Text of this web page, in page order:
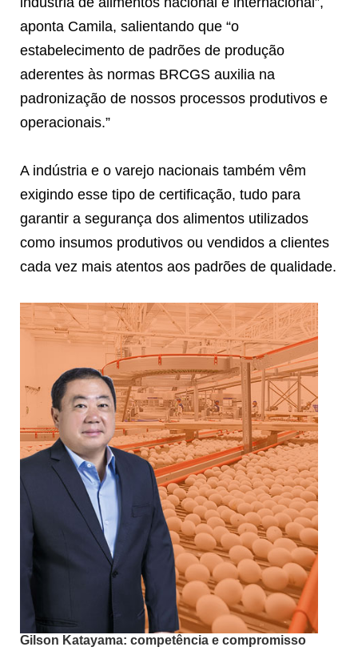
aponta Camila, salientando que “o
estabelecimento de padrões de produção
aderentes às normas BRCGS auxilia na
padronização de nossos processos produtivos e
operacionais.”
A indústria e o varejo nacionais também vêm
exigindo esse tipo de certificação, tudo para
garantir a segurança dos alimentos utilizados
como insumos produtivos ou vendidos a clientes
cada vez mais atentos aos padrões de qualidade.
Gilson Katayama: competência e compromisso